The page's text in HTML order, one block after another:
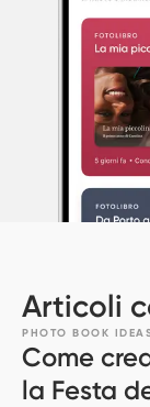
Articoli
PHOTO BOOK
Come
la Festa